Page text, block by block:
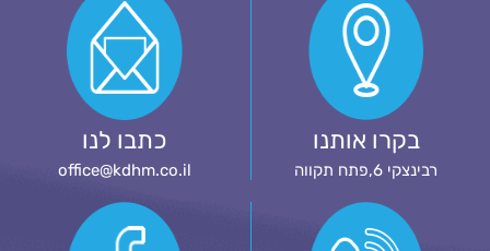
בקרו אותנו
רבינצקי 6,פתח תקווה
כתבו לנו
office@kdhm.co.il